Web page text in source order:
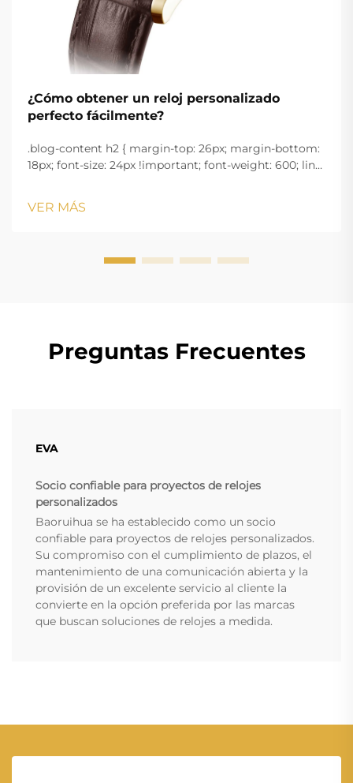
¿Cómo obtener un reloj personalizado
perfecto fácilmente?
.blog-content h2 { margin-top: 26px; margin-bottom:
18px; font-size: 24px !important; font-weight: 600; line-
margin-bottom: 18px; font-size: 20px !important; font-
w...
VER MÁS
Preguntas Frecuentes
EVA
Socio confiable para proyectos de relojes
personalizados
Baoruihua se ha establecido como un socio
confiable para proyectos de relojes personalizados.
Su compromiso con el cumplimiento de plazos, el
mantenimiento de una comunicación abierta y la
provisión de un excelente servicio al cliente la
convierte en la opción preferida por las marcas
que buscan soluciones de relojes a medida.